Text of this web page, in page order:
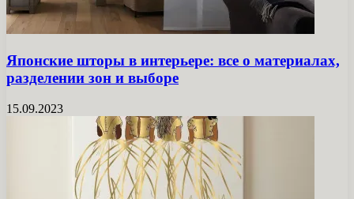
Японские шторы в интерьере: все о материалах,
разделении зон и выборе
15.09.2023